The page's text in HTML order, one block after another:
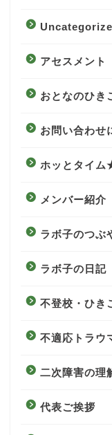
アセスメント
おとなのひき
お問い合わせ
ホッとタイ
メンバー紹介
ラボ子のつぶ
ラボ子の日記
不登校・ひき
不適応トラウ
二次障害の理
代表ご挨拶